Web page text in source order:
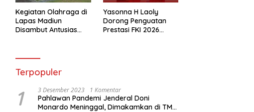
Kegiatan Olahraga di
Lapas Madiun
Disambut Antusias
Yasonna H Laoly
Dorong Penguatan
Prestasi FKI 2026
Terpopuler
1 3 Desember 2023 1 Komentar
Pahlawan Pandemi Jenderal Doni
Monardo Meninggal, Dimakamkan di TMP